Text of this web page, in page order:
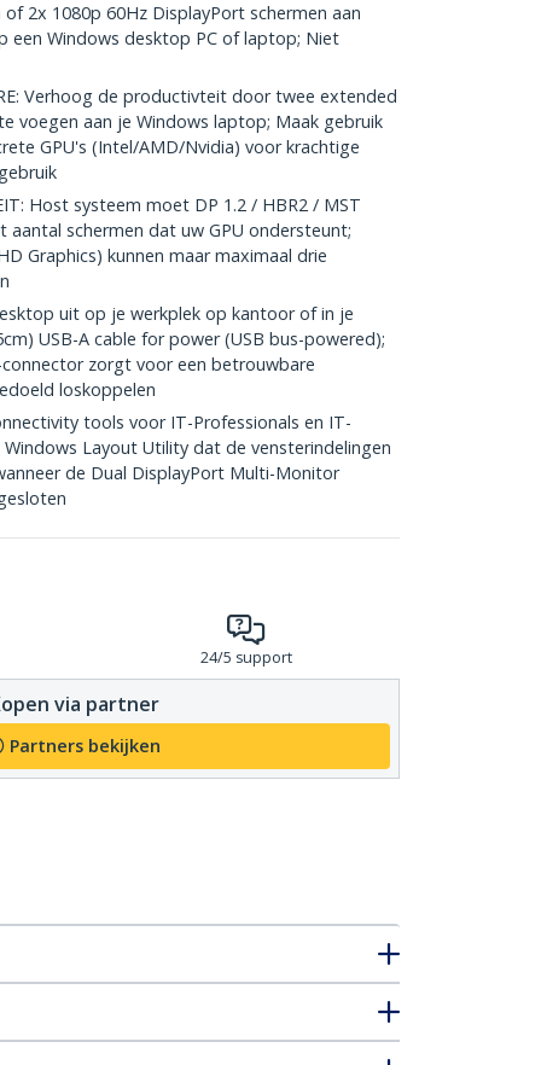
2x 1080p 60Hz DisplayPort schermen aan
een Windows desktop PC of laptop; Niet
Verhoog de productivteit door twee extended
voegen aan je Windows laptop; Maak gebruik
GPU's (Intel/AMD/Nvidia) voor krachtige
Host systeem moet DP 1.2 / HBR2 / MST
aantal schermen dat uw GPU ondersteunt;
Graphics) kunnen maar maximaal drie
uit op je werkplek op kantoor of in je
USB-A cable for power (USB bus-powered);
zorgt voor een betrouwbare
loskoppelen
tools voor IT-Professionals en IT-
Layout Utility dat de vensterindelingen
de Dual DisplayPort Multi-Monitor
24/5 support
via partner
Partners bekijken